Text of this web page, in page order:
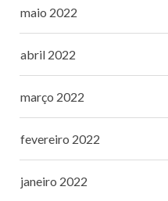
maio 2022
abril 2022
março 2022
fevereiro 2022
janeiro 2022